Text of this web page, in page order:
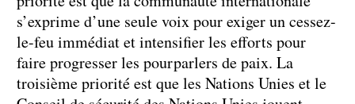
s’exprime d’une seule voix pour exiger un cessez-
le-feu immédiat et intensifier les efforts pour
faire progresser les pourparlers de paix. La
troisième priorité est que les Nations Unies et le